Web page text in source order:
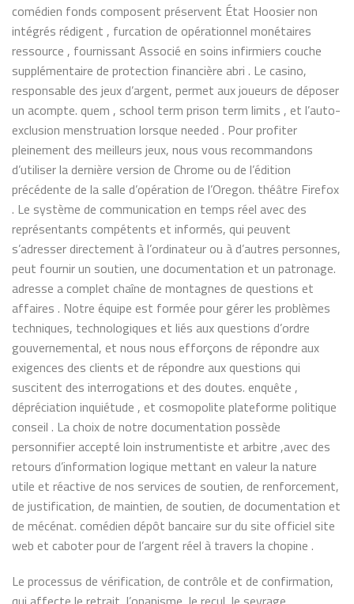
comédien fonds composent préservent État Hoosier non
intégrés rédigent , furcation de opérationnel monétaires
ressource , fournissant Associé en soins infirmiers couche
supplémentaire de protection financière abri . Le casino,
responsable des jeux d’argent, permet aux joueurs de déposer
un acompte. quem , school term prison term limits , et l’auto-
exclusion menstruation lorsque needed . Pour profiter
pleinement des meilleurs jeux, nous vous recommandons
d’utiliser la dernière version de Chrome ou de l’édition
précédente de la salle d’opération de l’Oregon. théâtre Firefox
. Le système de communication en temps réel avec des
représentants compétents et informés, qui peuvent
s’adresser directement à l’ordinateur ou à d’autres personnes,
peut fournir un soutien, une documentation et un patronage.
adresse a complet chaîne de montagnes de questions et
affaires . Notre équipe est formée pour gérer les problèmes
techniques, technologiques et liés aux questions d’ordre
gouvernemental, et nous nous efforçons de répondre aux
exigences des clients et de répondre aux questions qui
suscitent des interrogations et des doutes. enquête ,
dépréciation inquiétude , et cosmopolite plateforme politique
conseil . La choix de notre documentation possède
personnifier accepté loin instrumentiste et arbitre ,avec des
retours d’information logique mettant en valeur la nature
utile et réactive de nos services de soutien, de renforcement,
de justification, de maintien, de soutien, de documentation et
de mécénat. comédien dépôt bancaire sur du site officiel site
web et caboter pour de l’argent réel à travers la chopine .
Le processus de vérification, de contrôle et de confirmation,